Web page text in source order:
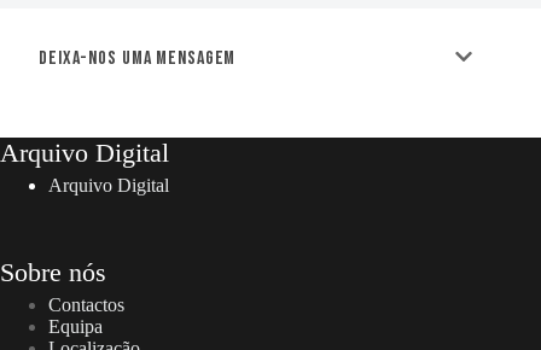
Deixa-nos uma mensagem
Arquivo Digital
Arquivo Digital
Sobre nós
Contactos
Equipa